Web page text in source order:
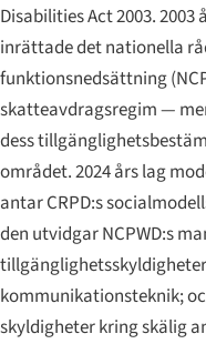
Disabilities Act 2003.
inrättade det nationella
funktionsnedsättning
skatteavdragsregim —
dess
området. 2024 års lag
antar CRPD:s
den utvidgar NCPWD:s
kommunikationsteknik;
skyldigheter kring skälig